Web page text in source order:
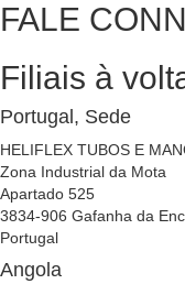
FALE
Filiais à
Portugal, Sede
HELIFLEX TUBOS E
Zona Industrial da Mota
Apartado 525
3834-906 Gafanha da
Portugal
Angola